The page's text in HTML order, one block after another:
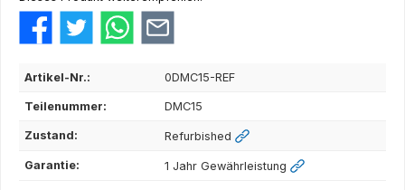
Artikel-Nr.: 0DMC15-REF
Teilenummer: DMC15
Zustand: Refurbished
Garantie: 1 Jahr Gewährleistung